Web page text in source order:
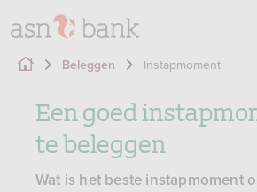
Beleggen Instapmoment
Een goed
te beleggen
Wat is het beste instapmoment